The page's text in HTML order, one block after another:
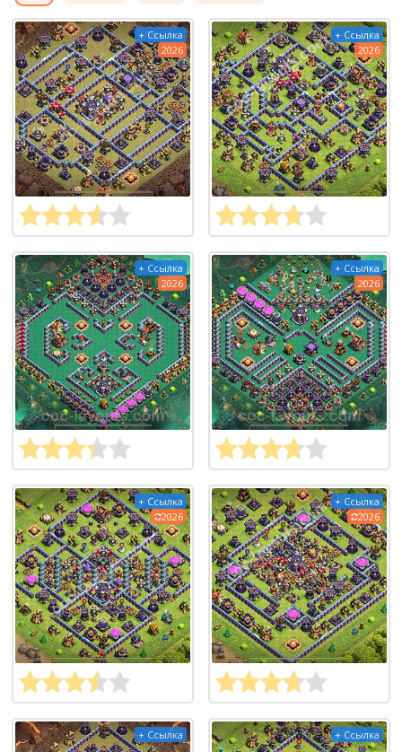
+ Ссылка
2026
+ Ссылка
2026
+ Ссылка
2026
+ Ссылка
2026
+ Ссылка
2026
+ Ссылка
2026
+ Ссылка + Ссылка